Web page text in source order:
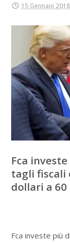
15 Gennaio 2018
Fca
tagli fiscali
dollari a
Fca investe più di